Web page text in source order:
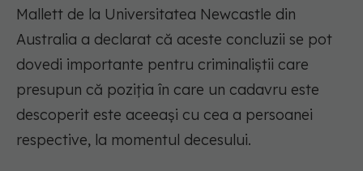
Mallett de la Universitatea Newcastle din
Australia a declarat că aceste concluzii se pot
dovedi importante pentru criminaliştii care
presupun că poziţia în care un cadavru este
descoperit este aceeaşi cu cea a persoanei
respective, la momentul decesului.